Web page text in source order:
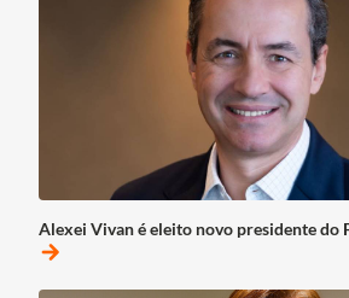
Alexei Vivan é eleito novo presidente do
arrow_forward